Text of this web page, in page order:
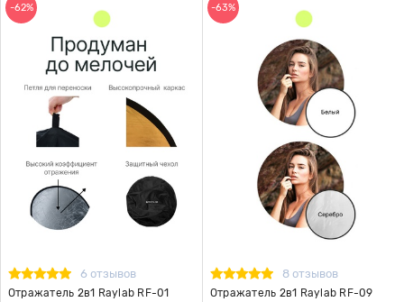
-62%
6 отзывов
Отражатель 2в1 Raylab RF-01
-63%
8 отзывов
Отражатель 2в1 Raylab RF-09